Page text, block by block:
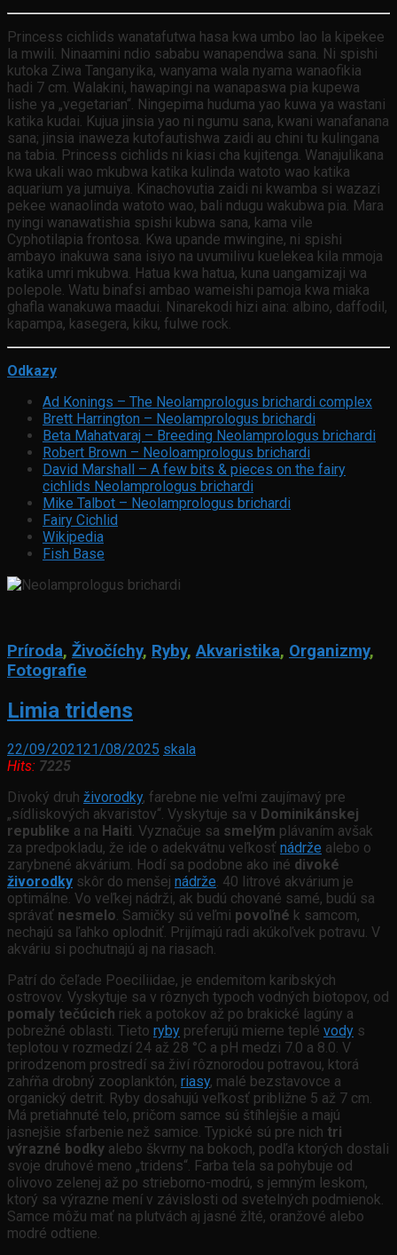
Princess cichlids wanatafutwa hasa kwa umbo lao la kipekee
la mwili. Ninaamini ndio sababu wanapendwa sana. Ni spishi
kutoka Ziwa Tanganyika, wanyama wala nyama wanaofikia
hadi 7 cm. Walakini, hawapingi na wanapaswa pia kupewa
lishe ya „vegetarian“. Ningepima huduma yao kuwa ya wastani
katika kudai. Kujua jinsia yao ni ngumu sana, kwani wanafanana
sana; jinsia inaweza kutofautishwa zaidi au chini tu kulingana
na tabia. Princess cichlids ni kiasi cha kujitenga. Wanajulikana
kwa ukali wao mkubwa katika kulinda watoto wao katika
aquarium ya jumuiya. Kinachovutia zaidi ni kwamba si wazazi
pekee wanaolinda watoto wao, bali ndugu wakubwa pia. Mara
nyingi wanawatishia spishi kubwa sana, kama vile
Cyphotilapia frontosa. Kwa upande mwingine, ni spishi
ambayo inakuwa sana isiyo na uvumilivu kuelekea kila mmoja
katika umri mkubwa. Hatua kwa hatua, kuna uangamizaji wa
polepole. Watu binafsi ambao wameishi pamoja kwa miaka
ghafla wanakuwa maadui. Ninarekodi hizi aina: albino, daffodil,
kapampa, kasegera, kiku, fulwe rock.
Odkazy
Ad Konings – The Neolamprologus brichardi complex
Brett Harrington – Neolamprologus brichardi
Beta Mahatvaraj – Breeding Neolamprologus brichardi
Robert Brown – Neoloamprologus brichardi
David Marshall – A few bits & pieces on the fairy
cichlids Neolamprologus brichardi
Mike Talbot – Neolamprologus brichardi
Fairy Cichlid
Wikipedia
Fish Base
Príroda, Živočíchy, Ryby,Akvaristika, Organizmy,
Fotografie
Limia tridens
22/09/202121/08/2025 skala
Hits: 7225
Divoký druh živorodky, farebne nie veľmi zaujímavý pre
„sídliskových akvaristov“. Vyskytuje sa v Dominikánskej
republike a na Haiti. Vyznačuje sa smelým plávaním avšak
za predpokladu, že ide o adekvátnu veľkosť nádrže alebo o
zarybnené akvárium. Hodí sa podobne ako iné divoké
živorodky skôr do menšej nádrže. 40 litrové akvárium je
optimálne. Vo veľkej nádrži, ak budú chované samé, budú sa
správať nesmelo. Samičky sú veľmi povoľné k samcom,
nechajú sa ľahko oplodniť. Prijímajú radi akúkoľvek potravu. V
akváriu si pochutnajú aj na riasach.
Patrí do čeľade Poeciliidae, je endemitom karibských
ostrovov. Vyskytuje sa v rôznych typoch vodných biotopov, od
pomaly tečúcich riek a potokov až po brakické lagúny a
pobrežné oblasti. Tieto ryby preferujú mierne teplé vody s
teplotou v rozmedzí 24 až 28 °C a pH medzi 7.0 a 8.0. V
prirodzenom prostredí sa živí rôznorodou potravou, ktorá
zahŕňa drobný zooplanktón, riasy, malé bezstavovce a
organický detrit. Ryby dosahujú veľkosť približne 5 až 7 cm.
Má pretiahnuté telo, pričom samce sú štíhlejšie a majú
jasnejšie sfarbenie než samice. Typické sú pre nich tri
výrazné bodky alebo škvrny na bokoch, podľa ktorých dostali
svoje druhové meno „tridens“. Farba tela sa pohybuje od
olivovo zelenej až po strieborno-modrú, s jemným leskom,
ktorý sa výrazne mení v závislosti od svetelných podmienok.
Samce môžu mať na plutvách aj jasné žlté, oranžové alebo
modré odtiene.